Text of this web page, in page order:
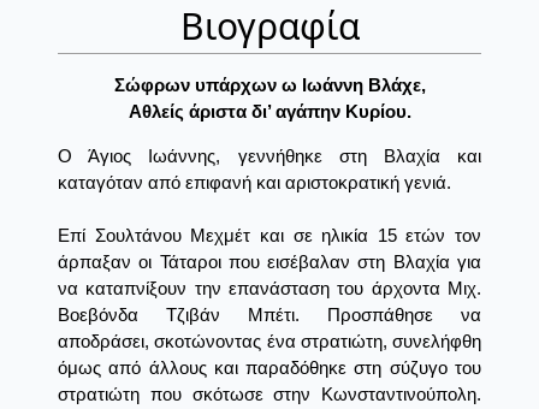
Βιογραφία
Σώφρων υπάρχων ω Iωάννη Bλάχε,
Aθλείς άριστα δι’ αγάπην Kυρίου.
Ο Άγιος Ιωάννης, γεννήθηκε στη Βλαχία και
καταγόταν από επιφανή και αριστοκρατική γενιά.
Επί Σουλτάνου Μεχμέτ και σε ηλικία 15 ετών τον
άρπαξαν οι Τάταροι που εισέβαλαν στη Βλαχία για
να καταπνίξουν την επανάσταση του άρχοντα Μιχ.
Βοεβόνδα Τζιβάν Μπέτι. Προσπάθησε να
αποδράσει, σκοτώνοντας ένα στρατιώτη, συνελήφθη
όμως από άλλους και παραδόθηκε στη σύζυγο του
στρατιώτη που σκότωσε στην Κωνσταντινούπολη.